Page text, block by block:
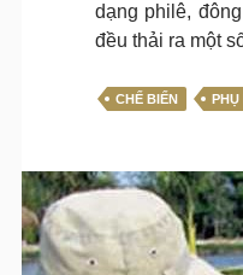
dạng philê,
đều thải ra một
CHẾ BIẾN PHỤ